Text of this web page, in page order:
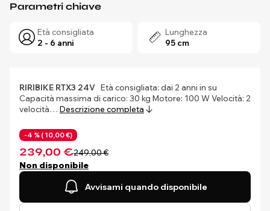
Parametri chiave
Età consigliata
2 - 6 anni
Lunghezza
95 cm
RIRIBIKE RTX3 24V Età consigliata: dai 2 anni in su
Capacità massima di carico: 30 kg Motore: 100 W Velocità: 2
velocità… Descrizione completa
-4 % ( 10,00 €)
239,00 €249,00 €
Non disponibile
Avvisami quando disponibile